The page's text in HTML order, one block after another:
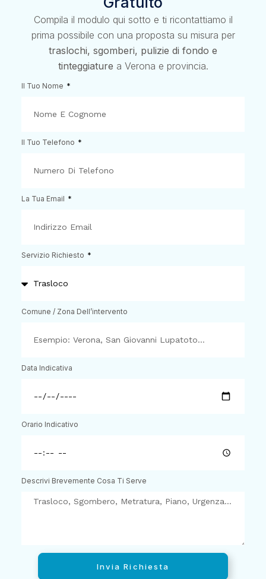
Compila il modulo qui sotto e ti ricontattiamo il
prima possibile con una proposta su misura per
traslochi, sgomberi, pulizie di fondo e
tinteggiature a Verona e provincia.
Il Tuo Nome
Il Tuo Telefono
La Tua Email
Servizio Richiesto
Comune / Zona Dell’intervento
Data Indicativa
Orario Indicativo
Descrivi Brevemente Cosa Ti Serve
Invia Richiesta